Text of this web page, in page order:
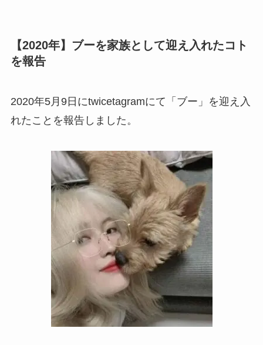
【2020年】ブーを家族として迎え入れたコト
を報告
2020年5月9日にtwicetagramにて「ブー」を迎え入
れたことを報告しました。